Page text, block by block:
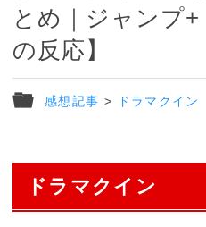
とめ｜ジャンプ
の反応】
感想記事 > ドラマクイン
ドラマクイン